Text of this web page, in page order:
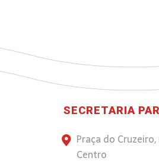
SECRETARIA
Praça do Cruzeiro,
Centro